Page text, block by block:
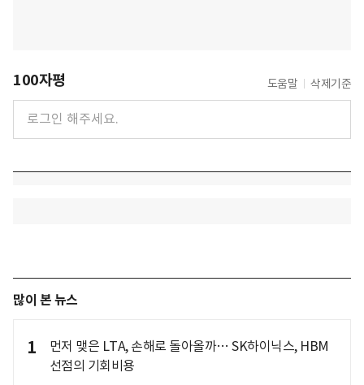
100자평 도움말 삭제기준
많이 본 뉴스
1
먼저 맺은 LTA, 손해로 돌아올까… SK하이닉스, HBM
선점의 기회비용